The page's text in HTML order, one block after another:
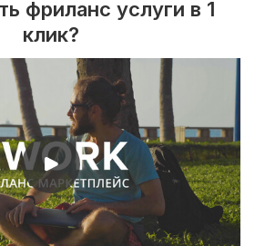
фриланс услуги в 1
клик?